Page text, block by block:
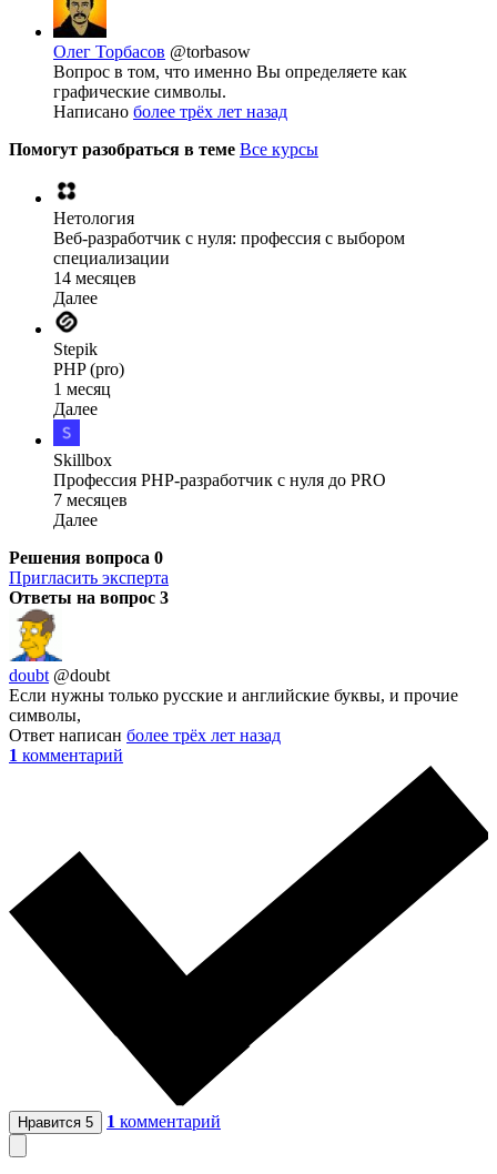
Олег Торбасов @torbasow
Вопрос в том, что именно Вы определяете как
графические символы.
Написано более трёх лет назад
Помогут разобраться в теме Все курсы
Нетология
Веб-разработчик с нуля: профессия с выбором
специализации
14 месяцев
Далее
Stepik
PHP (pro)
1 месяц
Далее
Skillbox
Профессия PHP-разработчик с нуля до PRO
7 месяцев
Далее
Решения вопроса 0
Пригласить эксперта
Ответы на вопрос 3
doubt @doubt
Если нужны только русские и английские буквы, и прочие
символы,
Ответ написан более трёх лет назад
1 комментарий
Нравится 5 1 комментарий